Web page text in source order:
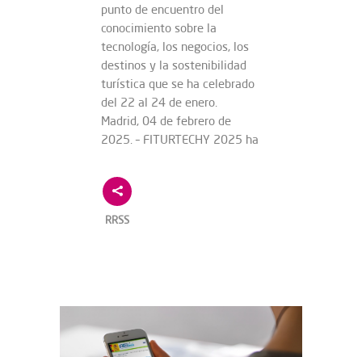
punto de encuentro del
conocimiento sobre la
tecnología, los negocios, los
destinos y la sostenibilidad
turística que se ha celebrado
del 22 al 24 de enero.
Madrid, 04 de febrero de
2025. – FITURTECHY 2025 ha
RRSS